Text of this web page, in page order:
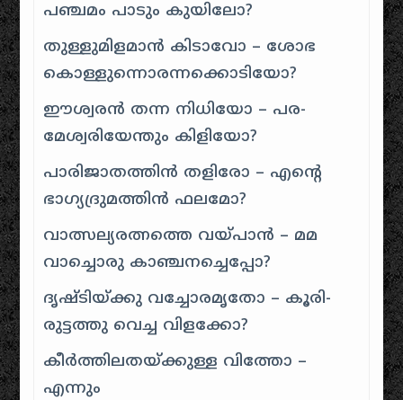
പഞ്ചമം പാടും കുയിലോ?
തുള്ളുമിളമാൻ കിടാവോ – ശോഭ
കൊള്ളുന്നൊരന്നക്കൊടിയോ?
ഈശ്വരൻ തന്ന നിധിയോ – പര-
മേശ്വരിയേന്തും കിളിയോ?
പാരിജാതത്തിൻ തളിരോ – എന്റെ
ഭാഗ്യദ്രുമത്തിൻ ഫലമോ?
വാത്സല്യരത്നത്തെ വയ്പാൻ – മമ
വാച്ചൊരു കാഞ്ചനച്ചെപ്പോ?
ദൃഷ്ടിയ്ക്കു വച്ചോരമൃതോ – കൂരി-
രുട്ടത്തു വെച്ച വിളക്കോ?
കീർത്തിലതയ്ക്കുള്ള വിത്തോ –
എന്നും